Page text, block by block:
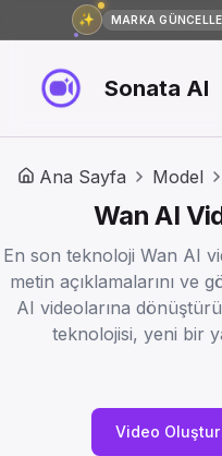
✨ MARKA
Sonata AI
Ana Sayfa Model
Wan AI
En son teknoloji Wan AI
metin açıklamalarını ve
AI videolarına
teknolojisi, yeni bir
Video Oluştur